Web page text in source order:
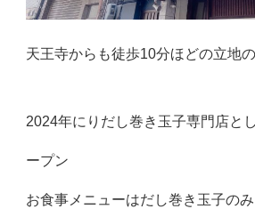
天王寺からも徒歩10分ほどの立地
2024年にりだし巻き玉子専門店と
ープン
お食事メニューはだし巻き玉子の